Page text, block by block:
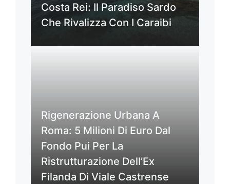
Costa Rei: Il Paradiso Sardo
Che Rivalizza Con I Caraibi
Rigenerazione Urbana A
Roma: 5 Milioni Di Euro Dal
Fondo Pui Per La
Ristrutturazione Dell’Ex
Filanda Di Viale Castrense